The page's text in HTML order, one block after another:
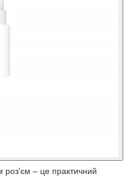
– це практичний